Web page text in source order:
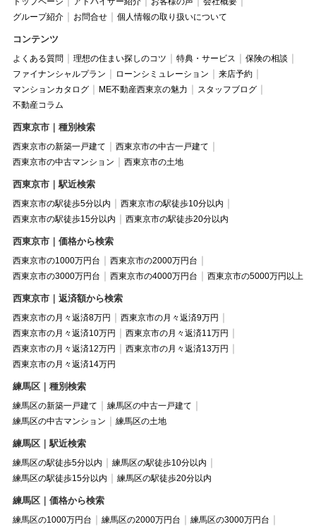
グループ紹介
お問合せ 個人情報の取り扱いについて
コンテンツ
よくある質問 理想の住まい探しのコツ 特典・サービス
保険の相談
ファイナンシャルプラン
ローンシミュレーション
来店予約
マンションカタログ
ME不動産西東京の魅力
スタッフブログ
不動産コラム
西東京市｜種別検索
西東京市の新築一戸建て
西東京市の中古一戸建て
西東京市の中古マンション
西東京市の土地
西東京市｜駅近検索
西東京市の駅徒歩5分以内
西東京市の駅徒歩10分以内
西東京市の駅徒歩15分以内
西東京市の駅徒歩20分以内
西東京市｜価格から検索
西東京市の1000万円台
西東京市の2000万円台
西東京市の3000万円台
西東京市の4000万円台 西東京市の5000万円以上
西東京市｜返済額から検索
西東京市の月々返済8万円
西東京市の月々返済9万円
西東京市の月々返済10万円
西東京市の月々返済11万円
西東京市の月々返済12万円
西東京市の月々返済13万円
西東京市の月々返済14万円
練馬区｜種別検索
練馬区の新築一戸建て
練馬区の中古一戸建て
練馬区の中古マンション
練馬区の土地
練馬区｜駅近検索
練馬区の駅徒歩5分以内
練馬区の駅徒歩10分以内
練馬区の駅徒歩15分以内
練馬区の駅徒歩20分以内
練馬区｜価格から検索
練馬区の1000万円台 練馬区の2000万円台
練馬区の3000万円台